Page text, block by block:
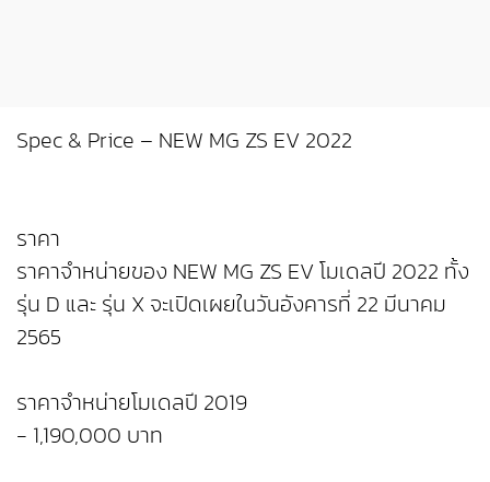
Spec & Price – NEW MG ZS EV 2022
ราคา
ราคาจำหน่ายของ NEW MG ZS EV โมเดลปี 2022 ทั้ง
รุ่น D และ รุ่น X จะเปิดเผยในวันอังคารที่ 22 มีนาคม
2565
ราคาจำหน่ายโมเดลปี 2019
- 1,190,000 บาท